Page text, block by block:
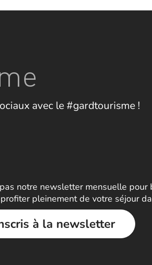
avec le #gardtourisme !
notre newsletter mensuelle pour
pleinement de votre séjour
à la newsletter